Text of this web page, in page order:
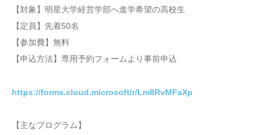
【対象】明星大学経営学部へ進学希望の高校生
【定員】先着50名
【参加費】無料
【申込方法】専用予約フォームより事前申込
https://forms.cloud.microsoft/r/Lm8RvMFaXp
【主なプログラム】